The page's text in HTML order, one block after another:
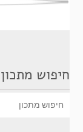
חיפוש מתכון